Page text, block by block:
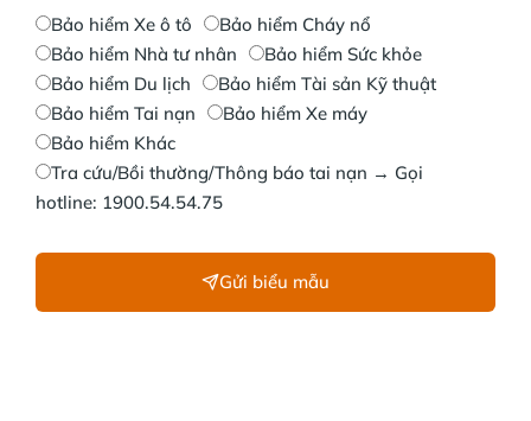
Bảo hiểm Xe ô tô
Bảo hiểm Cháy nổ
Bảo hiểm Nhà tư nhân
Bảo hiểm Sức khỏe
Bảo hiểm Du lịch
Bảo hiểm Tài sản Kỹ thuật
Bảo hiểm Tai nạn
Bảo hiểm Xe máy
Bảo hiểm Khác
Tra cứu/Bồi thường/Thông báo tai nạn → Gọi
hotline: 1900.54.54.75
Gửi biểu mẫu